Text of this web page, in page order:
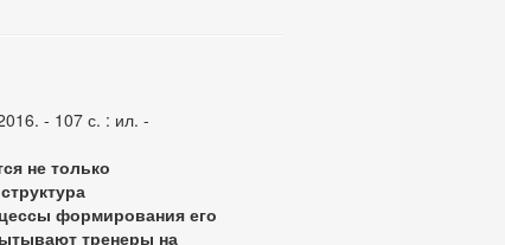
- 107 с. : ил. -
не только
формирования его
тренеры на